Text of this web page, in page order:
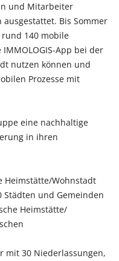
und Mitarbeiter
Bis Sommer
140 mobile
App bei der
nutzen können und
Prozesse mit
eine nachhaltige
in ihren
Heimstätte/Wohnstadt
und Gemeinden
Heimstätte/
mit 30 Niederlassungen,